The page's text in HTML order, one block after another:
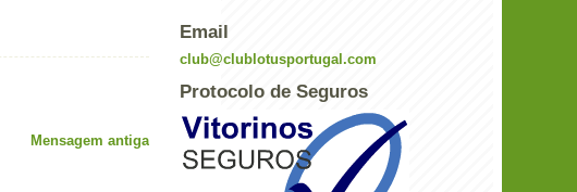
Mensagem antiga
Email
club@clublotusportugal.com
Protocolo de Seguros